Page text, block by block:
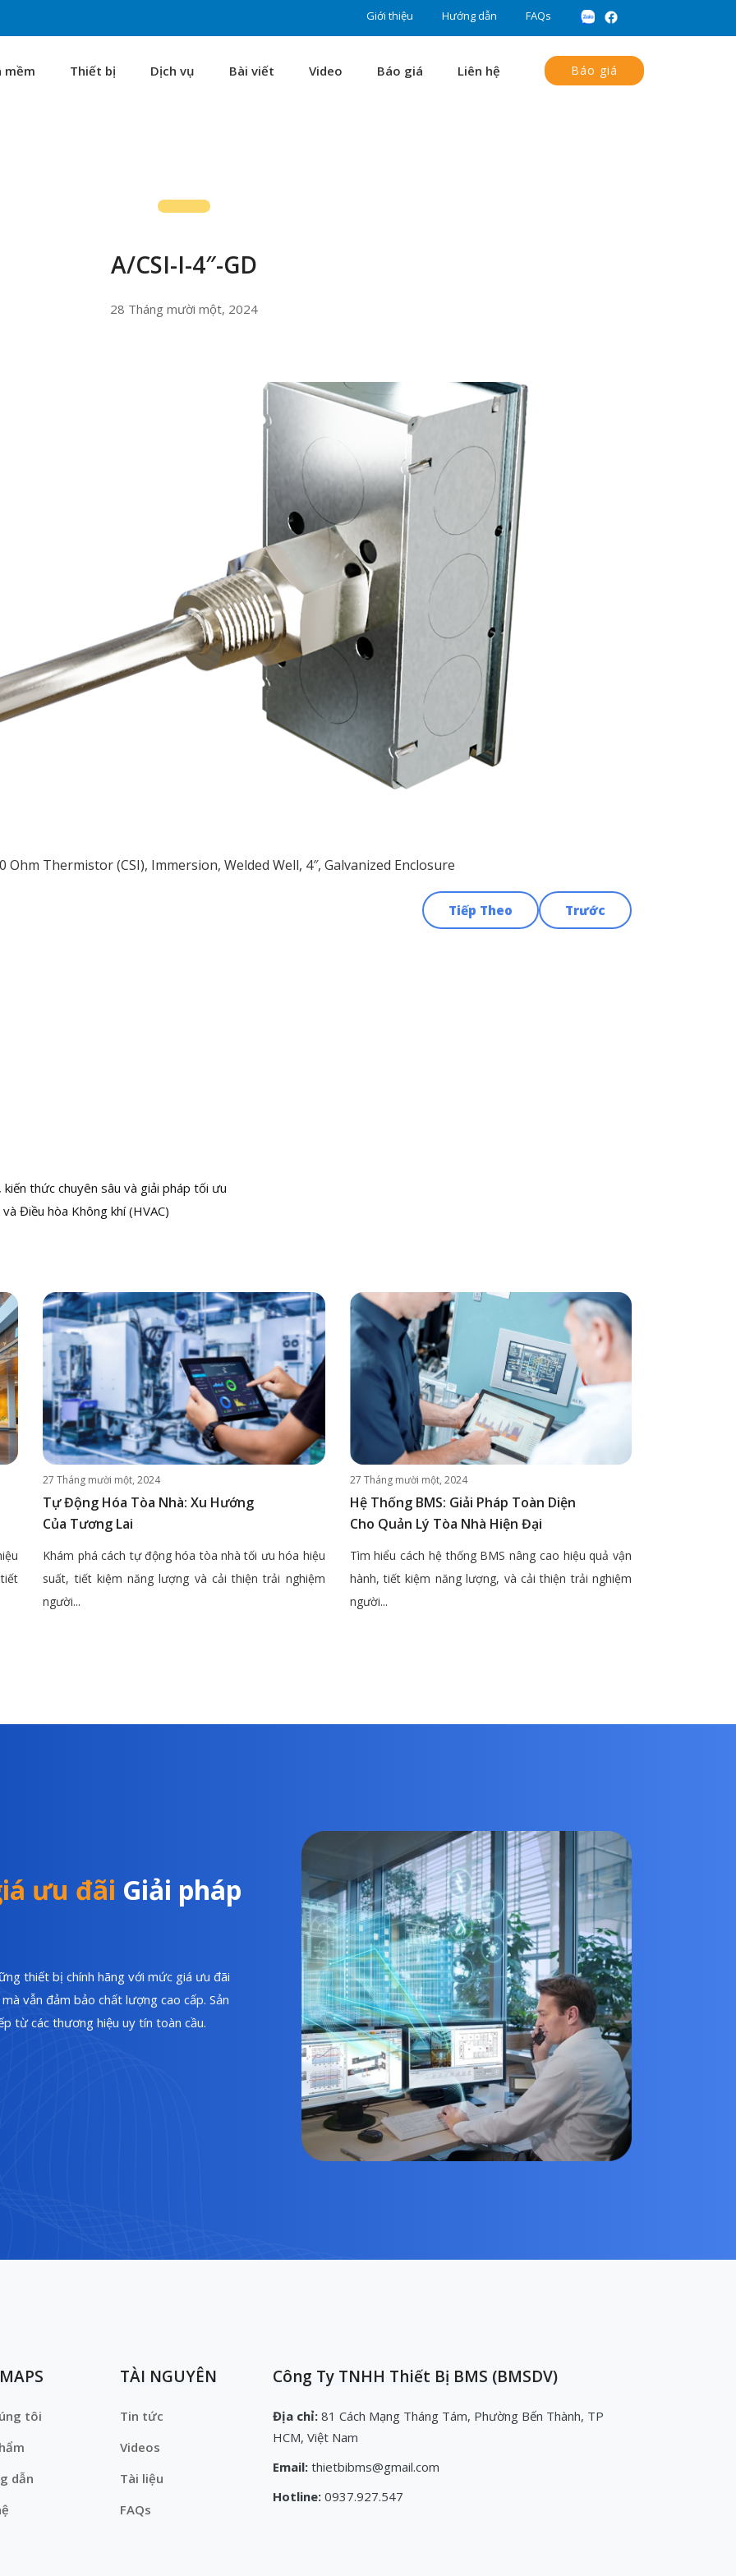
Giới thiệu Hướng dẫn FAQs
mềm Thiết bị Dịch vụ Bài viết Video Báo giá Liên hệ Báo giá
A/CSI-I-4″-GD
28 Tháng mười một, 2024
Ohm Thermistor (CSI), Immersion, Welded Well, 4″, Galvanized Enclosure
Trước
Tiếp Theo
thức chuyên sâu và giải pháp tối ưu
Điều hòa Không khí (HVAC)
27 Tháng mười một, 2024
Tự Động Hóa Tòa Nhà: Xu Hướng
Của Tương Lai
Khám phá cách tự động hóa tòa nhà tối ưu hóa hiệu
suất, tiết kiệm năng lượng và cải thiện trải nghiệm
người...
27 Tháng mười một, 2024
Hệ Thống BMS: Giải Pháp Toàn Diện
Cho Quản Lý Tòa Nhà Hiện Đại
Tìm hiểu cách hệ thống BMS nâng cao hiệu quả vận
hành, tiết kiệm năng lượng, và cải thiện trải nghiệm
người...
ưu đãi Giải pháp
thiết bị chính hãng với mức giá ưu đãi
vẫn đảm bảo chất lượng cao cấp. Sản
từ các thương hiệu uy tín toàn cầu.
tôi
dẫn
TÀI NGUYÊN
Tin tức
Videos
Tài liệu
FAQs
Công Ty TNHH Thiết Bị BMS (BMSDV)
Địa chỉ: 81 Cách Mạng Tháng Tám, Phường Bến Thành, TP
HCM, Việt Nam
Email: thietbibms@gmail.com
Hotline: 0937.927.547